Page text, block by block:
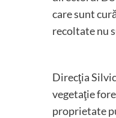
care sunt
recoltate nu
Direcţia
vegetaţie
proprietate